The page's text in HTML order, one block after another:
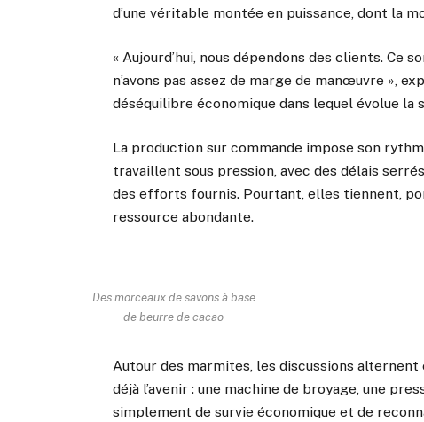
d’une véritable montée en puissance, dont la
« Aujourd’hui, nous dépendons des clients. Ce
n’avons pas assez de marge de manœuvre »,
déséquilibre économique dans lequel évolue la
La production sur commande impose son
travaillent sous pression, avec des délais
des efforts fournis. Pourtant, elles tiennent,
ressource abondante.
Des morceaux de savons à base
de beurre de cacao
Autour des marmites, les discussions
déjà l’avenir : une machine de broyage, une
simplement de survie économique et de